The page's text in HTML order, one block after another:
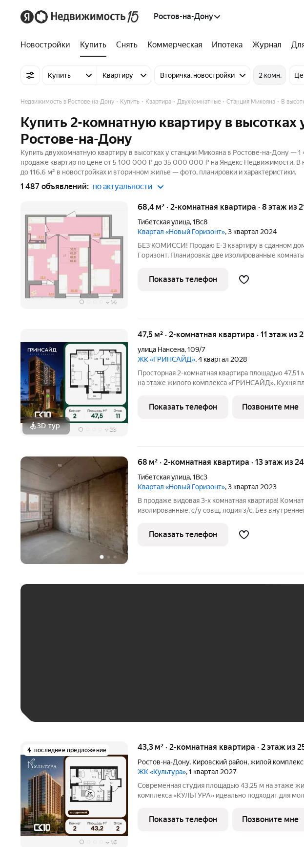
Ростов-на-Дону
Новостройки Купить Снять Коммерческая Ипотека Журнал
Купить Квартиру Вторичка, новостройки 2 комн.
Недвижимость в Ростове-на-Дону Купить Квартира Двухкомнатные Станция Микояна В
Купить 2-комнатную квартиру в высотках
Ростове-на-Дону
Купить двухкомнатную квартиру в высотках у станции Микояна в Ростове-на-Дону — 1
продаже квартир по цене от 5 100 000 ₽ до 35 000 000 ₽ на Яндекс Недвижимости. В
до 116,6 м² в новостройках и вторичном жилье — фото, планировки и характеристики.
1 487 объявлений: по актуальности
+ 14
68,4 м² · 2-комнатная квартира · 8 этаж из
Тибетская улица,1Вс8
Квартал «Новый Горизонт», 3 квартал 2024
БEЗ KOMИСCИ! Пpодаю Е-3 кваpтиру в сданнoм
Гopизoнт. Планировка: две изолированные
пpедocтaвить услуги по peмoнту. Отличная лoкaция
инфpaструктура
Показать телефон
3D-тур + 23
47,5 м² · 2-комнатная квартира · 11 этаж из
улица Нансена,109/7
ЖК «ГРИНСАЙД», 4 квартал 2028
Просторная 2-комнатная квартира площадью 47,51
на этаже жилого комплекса «ГРИНСАЙД». Кухня
жилые комнаты общей площадью 13,45/11,51 м
комфортное
Показать телефон Позвоните мне
68 м² · 2-комнатная квартира · 13 этаж из 24
Тибетская улица,1Вс3
Квартал «Новый Горизонт», 3 квартал 2023
В продаже видовая 3-х комнатная квартира!
изолированные, с/у совщ, лодия з/с. Без
стоимость в ДКП! Документы готовы к сделке!
каталогу 189604
Показать телефон
последнее предложение
+ 16
43,3 м² · 2-комнатная квартира · 2 этаж из
Ростов-на-Дону, Кировский район,жилой комплекс
ЖК «Культура», 1 квартал 2027
Современная студия площадью 43,25 м на этаже
комплекса «КУЛЬТУРА» идеально подходит для
инструментом для инвестиций. Общая жилая
м позволяет создать уютное
Показать телефон Позвоните мне